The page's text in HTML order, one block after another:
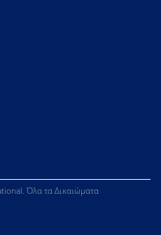
Όλα τα Δικαιώματα